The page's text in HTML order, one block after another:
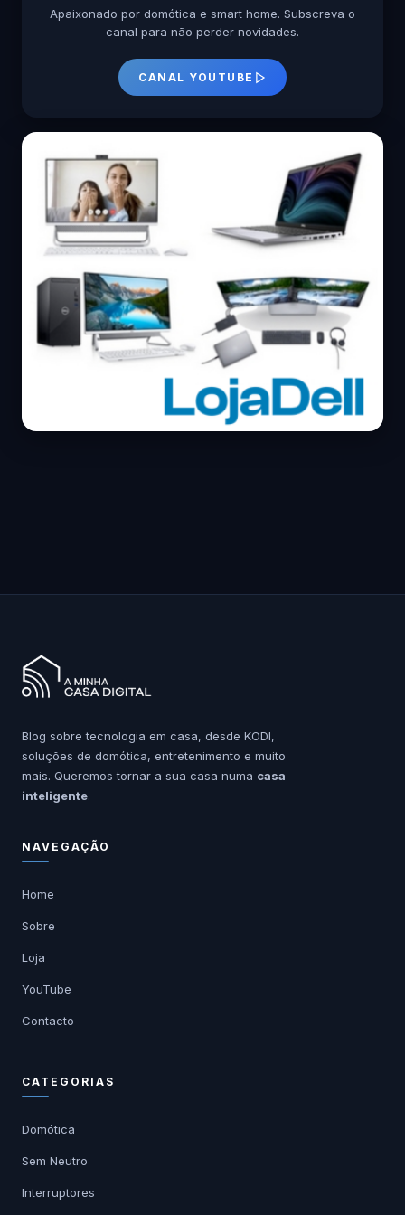
Apaixonado por domótica e smart home. Subscreva o
canal para não perder novidades.
CANAL YOUTUBE
Blog sobre tecnologia em casa, desde KODI,
soluções de domótica, entretenimento e muito
mais. Queremos tornar a sua casa numa casa
inteligente.
NAVEGAÇÃO
Home
Sobre
Loja
YouTube
Contacto
CATEGORIAS
Domótica
Sem Neutro
Interruptores